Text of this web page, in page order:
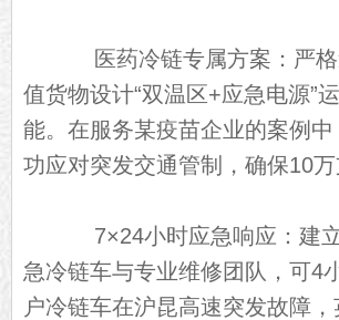
医药冷链专属方案：严格
值货物设计“双温区+应急电源”
能。在服务某疫苗企业的案例
功应对突发交通管制，确保10
7×24小时应急响应：建立
急冷链车与专业维修团队，可4
户冷链车在沪昆高速突发故障